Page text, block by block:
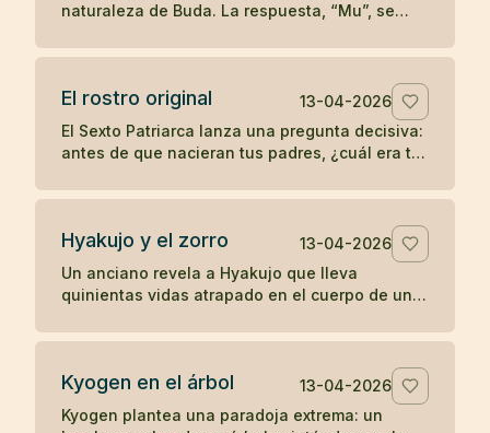
naturaleza de Buda. La respuesta, “Mu”, se
de la tradición zen.
El rostro original
13-04-2026
El Sexto Patriarca lanza una pregunta decisiva:
antes de que nacieran tus padres, ¿cuál era tu
percepción directa.
Hyakujo y el zorro
13-04-2026
Un anciano revela a Hyakujo que lleva
quinientas vidas atrapado en el cuerpo de un
causa y efecto. Un koan clásico sobre karma y
Kyogen en el árbol
13-04-2026
Kyogen plantea una paradoja extrema: un